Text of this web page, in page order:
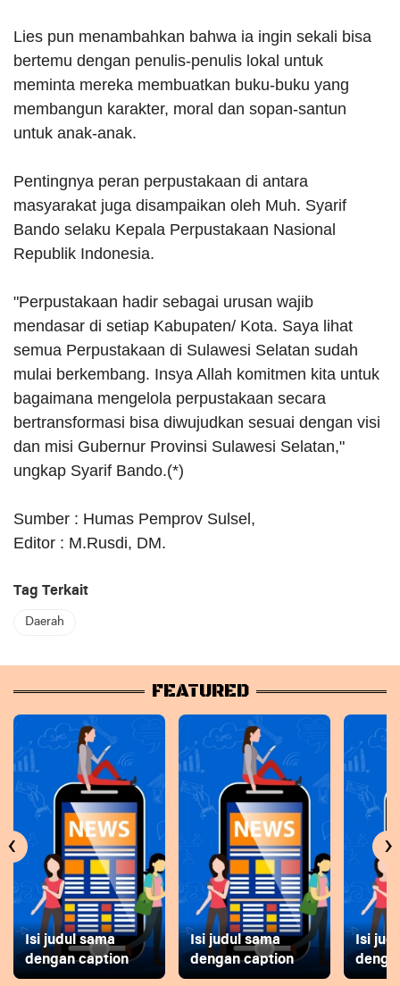
Lies pun menambahkan bahwa ia ingin sekali bisa
bertemu dengan penulis-penulis lokal untuk
meminta mereka membuatkan buku-buku yang
membangun karakter, moral dan sopan-santun
untuk anak-anak.
Pentingnya peran perpustakaan di antara
masyarakat juga disampaikan oleh Muh. Syarif
Bando selaku Kepala Perpustakaan Nasional
Republik Indonesia.
"Perpustakaan hadir sebagai urusan wajib
mendasar di setiap Kabupaten/ Kota. Saya lihat
semua Perpustakaan di Sulawesi Selatan sudah
mulai berkembang. Insya Allah komitmen kita untuk
bagaimana mengelola perpustakaan secara
bertransformasi bisa diwujudkan sesuai dengan visi
dan misi Gubernur Provinsi Sulawesi Selatan,"
ungkap Syarif Bando.(*)
Sumber : Humas Pemprov Sulsel,
Editor : M.Rusdi, DM.
Tag Terkait
Daerah
FEATURED
Isi judul sama
dengan caption
Isi judul sama
dengan caption
Isi
‹ ›